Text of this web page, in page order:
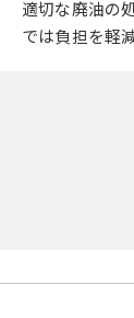
適切な廃油の
では負担を軽